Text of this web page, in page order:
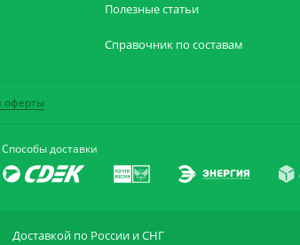
Полезные статьи
Справочник по составам
оферты
Способы доставки
Доставкой по России и СНГ